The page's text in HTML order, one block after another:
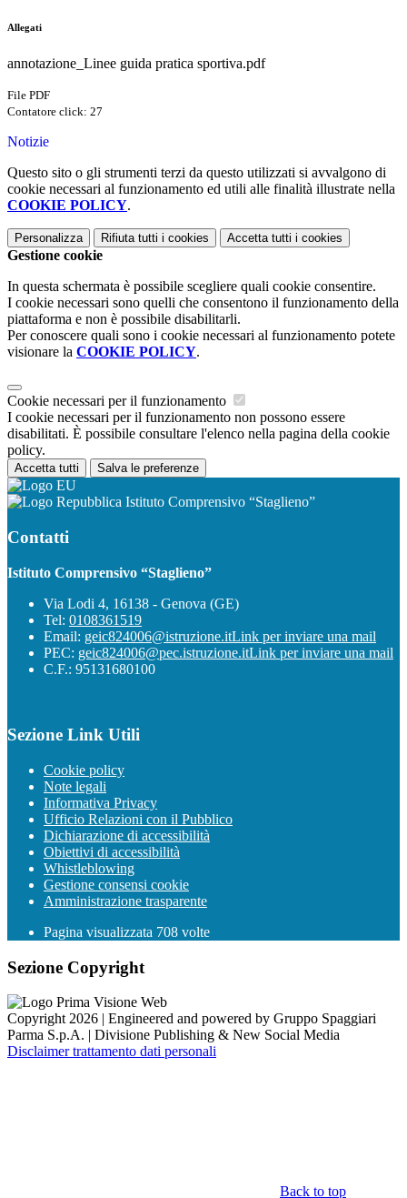
Allegati
annotazione_Linee guida pratica sportiva.pdf
File PDF
Contatore click: 27
Notizie
Questo sito o gli strumenti terzi da questo utilizzati si avvalgono di
cookie necessari al funzionamento ed utili alle finalità illustrate nella
COOKIE POLICY.
Personalizza Rifiuta tutti i cookies Accetta tutti i cookies
Gestione cookie
In questa schermata è possibile scegliere quali cookie consentire.
I cookie necessari sono quelli che consentono il funzionamento della
piattaforma e non è possibile disabilitarli.
Per conoscere quali sono i cookie necessari al funzionamento potete
visionare la COOKIE POLICY.
Cookie necessari per il funzionamento
I cookie necessari per il funzionamento non possono essere
disabilitati. È possibile consultare l'elenco nella pagina della cookie
policy.
Accetta tutti Salva le preferenze
Istituto Comprensivo “Staglieno”
Contatti
Istituto Comprensivo “Staglieno”
Via Lodi 4, 16138 - Genova (GE)
Tel: 0108361519
Email: geic824006@istruzione.itLink per inviare una mail
PEC: geic824006@pec.istruzione.itLink per inviare una mail
C.F.: 95131680100
Sezione Link Utili
Cookie policy
Note legali
Informativa Privacy
Ufficio Relazioni con il Pubblico
Dichiarazione di accessibilità
Obiettivi di accessibilità
Whistleblowing
Gestione consensi cookie
Amministrazione trasparente
Pagina visualizzata 708 volte
Sezione Copyright
Copyright 2026 | Engineered and powered by Gruppo Spaggiari
Parma S.p.A. | Divisione Publishing & New Social Media
Disclaimer trattamento dati personali
Back to top